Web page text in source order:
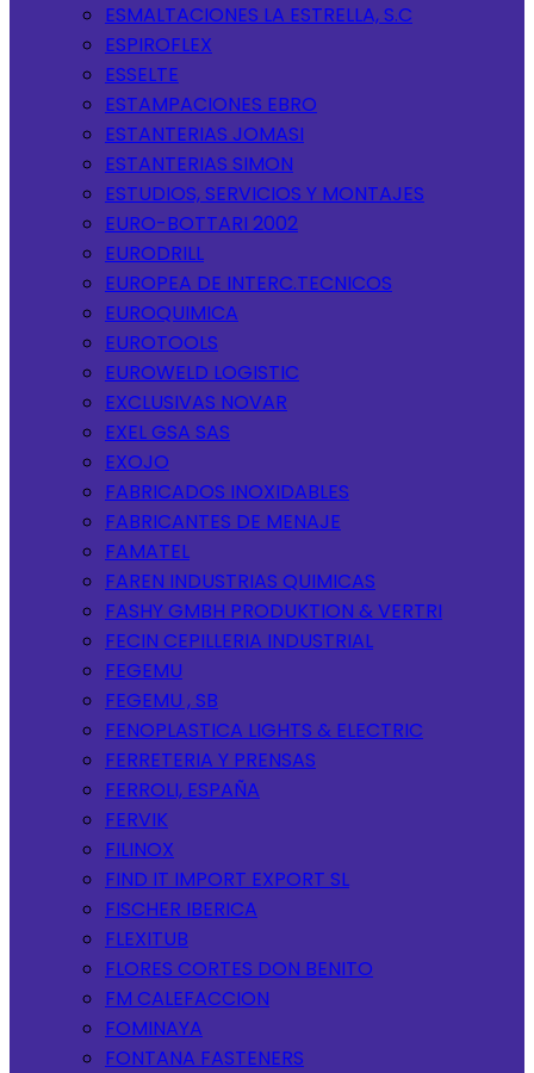
ESMALTACIONES LA ESTRELLA, S.C
ESPIROFLEX
ESSELTE
ESTAMPACIONES EBRO
ESTANTERIAS JOMASI
ESTANTERIAS SIMON
ESTUDIOS, SERVICIOS Y MONTAJES
EURO-BOTTARI 2002
EURODRILL
EUROPEA DE INTERC.TECNICOS
EUROQUIMICA
EUROTOOLS
EUROWELD LOGISTIC
EXCLUSIVAS NOVAR
EXEL GSA SAS
EXOJO
FABRICADOS INOXIDABLES
FABRICANTES DE MENAJE
FAMATEL
FAREN INDUSTRIAS QUIMICAS
FASHY GMBH PRODUKTION & VERTRI
FECIN CEPILLERIA INDUSTRIAL
FEGEMU
FEGEMU , SB
FENOPLASTICA LIGHTS & ELECTRIC
FERRETERIA Y PRENSAS
FERROLI, ESPAÑA
FERVIK
FILINOX
FIND IT IMPORT EXPORT SL
FISCHER IBERICA
FLEXITUB
FLORES CORTES DON BENITO
FM CALEFACCION
FOMINAYA
FONTANA FASTENERS